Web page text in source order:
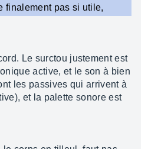
finalement pas si utile,
Le surctou justement est
active, et le son à bien
les passives qui arrivent à
et la palette sonore est